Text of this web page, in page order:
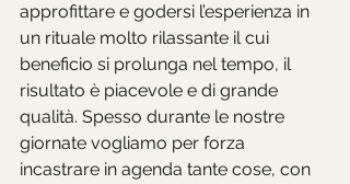
approfittare e godersi l’esperienza in
un rituale molto rilassante il cui
beneficio si prolunga nel tempo, il
risultato è piacevole e di grande
qualità. Spesso durante le nostre
giornate vogliamo per forza
incastrare in agenda tante cose, con